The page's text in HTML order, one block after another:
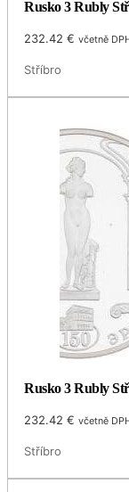
Rusko 3 Rubly
232.42€ včetně
Stříbro
Rusko 3 Rubly
232.42€ včetně
Stříbro